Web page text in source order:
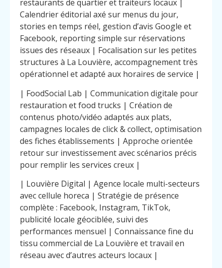
restaurants de quartier et traiteurs locaux |
Calendrier éditorial axé sur menus du jour,
stories en temps réel, gestion d’avis Google et
Facebook, reporting simple sur réservations
issues des réseaux | Focalisation sur les petites
structures à La Louvière, accompagnement très
opérationnel et adapté aux horaires de service |
| FoodSocial Lab | Communication digitale pour
restauration et food trucks | Création de
contenus photo/vidéo adaptés aux plats,
campagnes locales de click & collect, optimisation
des fiches établissements | Approche orientée
retour sur investissement avec scénarios précis
pour remplir les services creux |
| Louvière Digital | Agence locale multi-secteurs
avec cellule horeca | Stratégie de présence
complète : Facebook, Instagram, TikTok,
publicité locale géociblée, suivi des
performances mensuel | Connaissance fine du
tissu commercial de La Louvière et travail en
réseau avec d’autres acteurs locaux |